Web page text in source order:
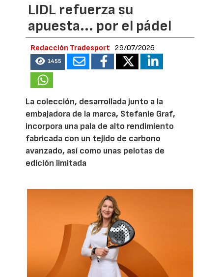
LIDL refuerza su
apuesta... por el pádel
Redacción Tradesport 29/07/2026
1455
La colección, desarrollada junto a la
embajadora de la marca, Stefanie Graf,
incorpora una pala de alto rendimiento
fabricada con un tejido de carbono
avanzado, así como unas pelotas de
edición limitada